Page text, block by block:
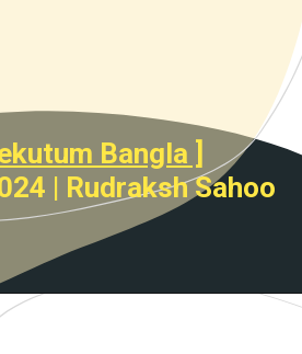
Bangla ]
| Rudraksh Sahoo